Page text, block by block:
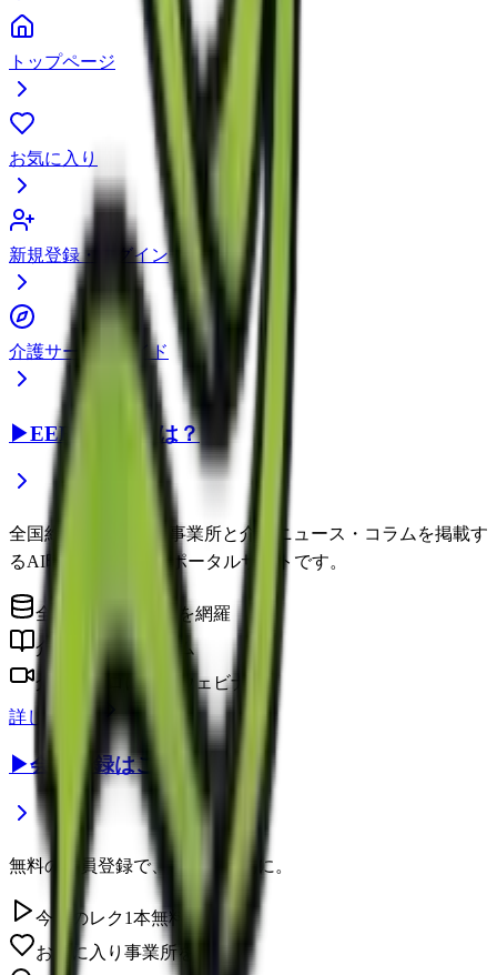
トップページ
お気に入り
新規登録・ログイン
介護サービスガイド
▶EEFUL DBとは？
全国約22万件の介護事業所と介護ニュース・コラムを掲載す
るAI時代の介護情報ポータルサイトです。
全国の介護事業所を網羅
介護に役立つコラム
介護のプロによるウェビナー
詳しく見る
▶会員登録はこちら
無料の会員登録で、さらに便利に。
今日のレク1本無料視聴
お気に入り事業所を保存